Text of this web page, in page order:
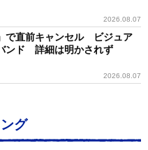
2026.08.07
で直前キャンセル ビジュア
ンド 詳細は明かされず
2026.08.07
グ